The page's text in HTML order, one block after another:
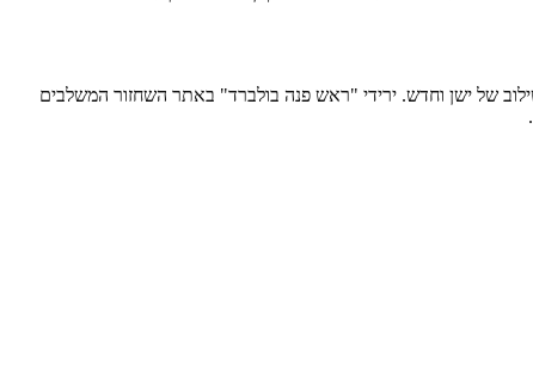
של ישן וחדש. ירידי "ראש פנה בולברד" באתר השחזור המשלבים